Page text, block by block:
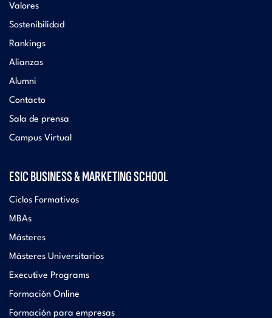
Valores
Sostenibilidad
Rankings
Alianzas
Alumni
Contacto
Sala de prensa
Campus Virtual
ESIC BUSINESS & MARKETING SCHOOL
Ciclos Formativos
MBAs
Másteres
Másteres Universitarios
Executive Programs
Formación Online
Formación para empresas